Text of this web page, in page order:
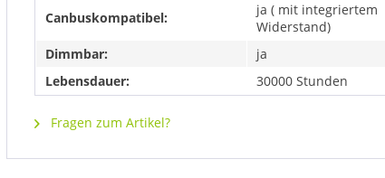
Canbuskompatibel:
ja ( mit integriertem
Widerstand)
Dimmbar:
ja
Lebensdauer:
30000 Stunden
Fragen zum Artikel?